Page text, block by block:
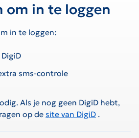
om in te loggen
in te loggen:
sms-controle
Als je nog geen DigiD hebt,
op de site van DigiD De link zal worden geopend op een nieuwe pagina.
.